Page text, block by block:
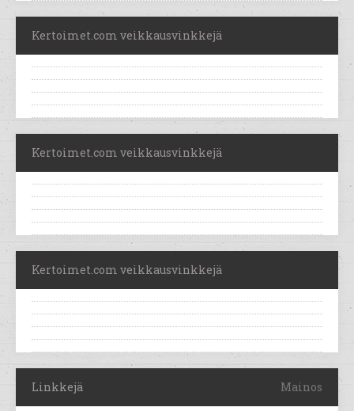
Kertoimet.com veikkausvinkkejä
Kertoimet.com veikkausvinkkejä
Kertoimet.com veikkausvinkkejä
Linkkejä Mainos